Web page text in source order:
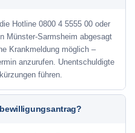
Hotline 0800 4 5555 00 oder
Münster-Sarmsheim abgesagt
Krankmeldung möglich –
anzurufen. Unentschuldigte
führen.